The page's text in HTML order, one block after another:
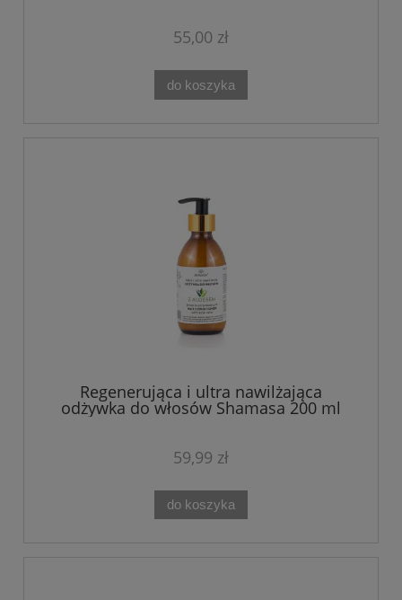
55,00 zł
do koszyka
Regenerująca i ultra nawilżająca
odżywka do włosów Shamasa 200 ml
59,99 zł
do koszyka